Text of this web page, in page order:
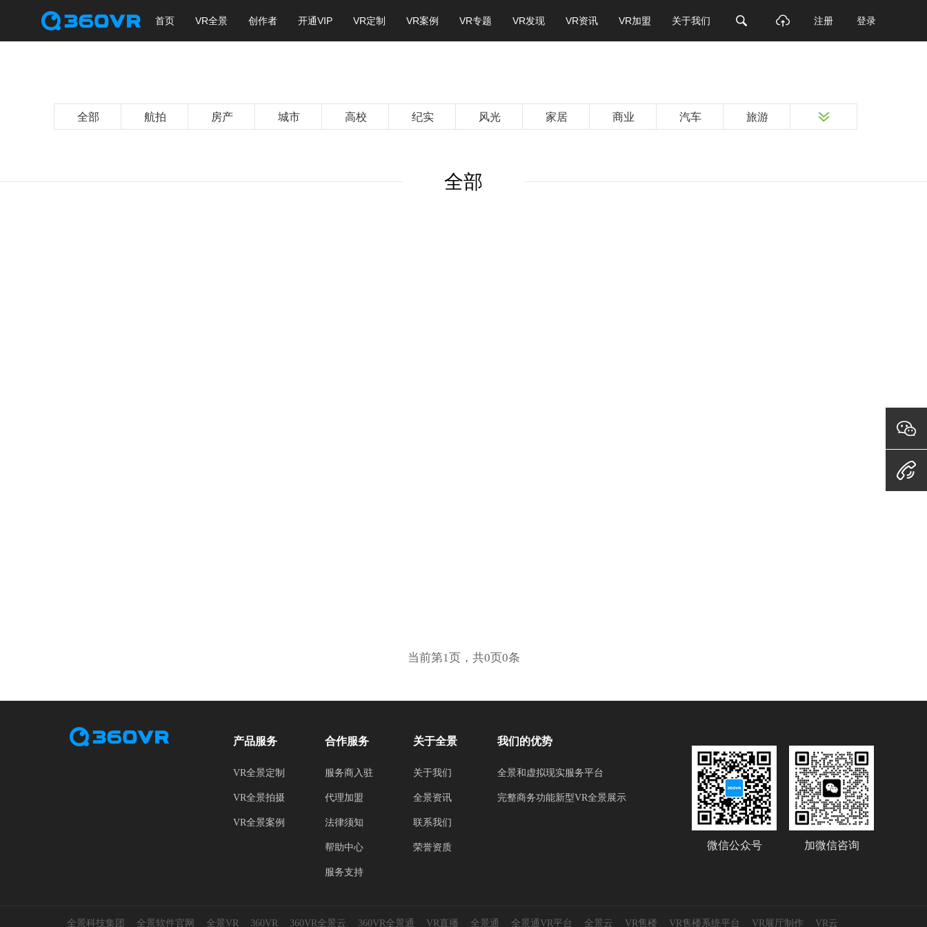
首页 VR全景 创作者 开通VIP VR定制 VR案例 VR专题 VR发现 VR资讯 VR加盟 关于我们 注册 登录
全部 航拍 房产 城市 高校 纪实 风光 家居 商业 汽车 旅游
全部
当前第1页，共0页0条
产品服务
VR全景定制
VR全景拍摄
VR全景案例
合作服务
服务商入驻
代理加盟
法律须知
帮助中心
服务支持
关于全景
关于我们
全景资讯
联系我们
荣誉资质
我们的优势
全景和虚拟现实服务平台
完整商务功能新型VR全景展示
微信公众号 加微信咨询
全景科技集团 全景软件官网 全景VR 360VR 360VR全景云 360VR全景通 VR直播 全景通 全景通VR平台 全景云 VR售楼 VR售楼系统平台 VR展厅制作 VR云